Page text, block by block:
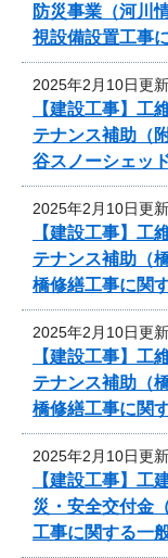
防災事業（河川
視設備設置工事
2025年2月10日更新
【建設工事】
テナンス補助（
谷スノーシェッ
2025年2月10日更新
【建設工事】
テナンス補助（
橋修繕工事に関
2025年2月10日更新
【建設工事】
テナンス補助（
橋修繕工事に関
2025年2月10日更新
【建設工事】
災・安全交付金
工事に関する一